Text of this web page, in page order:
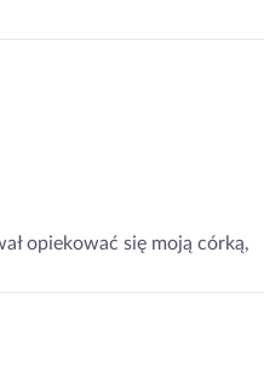
opiekować się moją córką,